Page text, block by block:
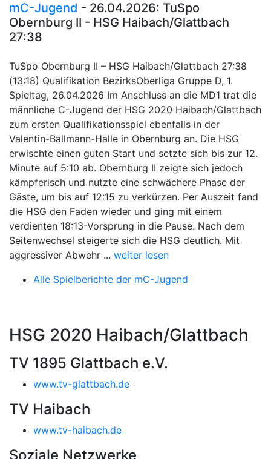
mC-Jugend - 26.04.2026: TuSpo
Obernburg II - HSG Haibach/Glattbach
27:38
TuSpo Obernburg II – HSG Haibach/Glattbach 27:38
(13:18) Qualifikation BezirksOberliga Gruppe D, 1.
Spieltag, 26.04.2026 Im Anschluss an die MD1 trat die
männliche C-Jugend der HSG 2020 Haibach/Glattbach
zum ersten Qualifikationsspiel ebenfalls in der
Valentin-Ballmann-Halle in Obernburg an. Die HSG
erwischte einen guten Start und setzte sich bis zur 12.
Minute auf 5:10 ab. Obernburg II zeigte sich jedoch
kämpferisch und nutzte eine schwächere Phase der
Gäste, um bis auf 12:15 zu verkürzen. Per Auszeit fand
die HSG den Faden wieder und ging mit einem
verdienten 18:13-Vorsprung in die Pause. Nach dem
Seitenwechsel steigerte sich die HSG deutlich. Mit
aggressiver Abwehr ... weiter lesen
Alle Spielberichte der mC-Jugend
HSG 2020 Haibach/Glattbach
TV 1895 Glattbach e.V.
www.tv-glattbach.de
TV Haibach
www.tv-haibach.de
Soziale Netzwerke